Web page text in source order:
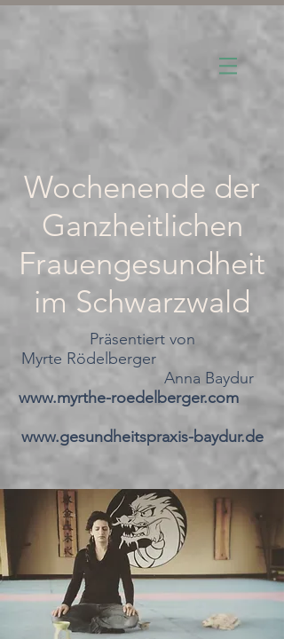
Wochenende der
Ganzheitlichen
Frauengesundheit
im Schwarzwald
Präsentiert von
Myrte Rödelberger
Anna Baydur
www.myrthe-roedelberger.com
www.gesundheitspraxis-baydur.de